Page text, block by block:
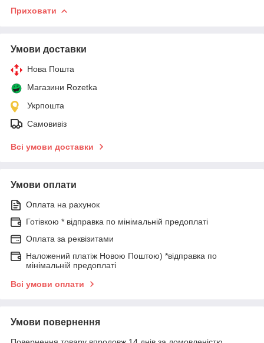
Приховати
Умови доставки
Нова Пошта
Магазини Rozetka
Укрпошта
Самовивіз
Всі умови доставки
Умови оплати
Оплата на рахунок
Готівкою * відправка по мінімальній предоплаті
Оплата за реквізитами
Наложений платіж Новою Поштою) *відправка по
мінімальній предоплаті
Всі умови оплати
Умови повернення